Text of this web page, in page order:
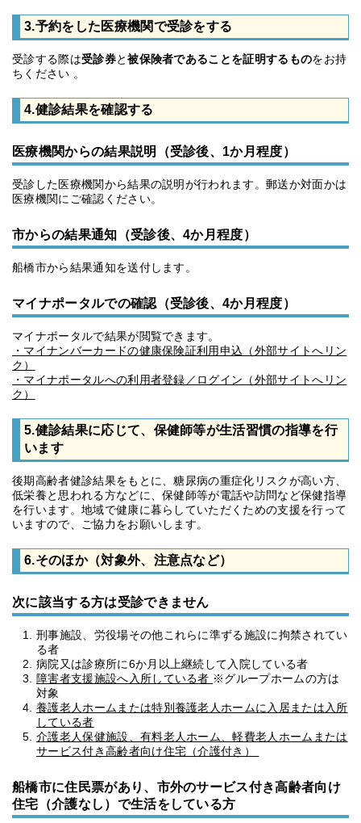
3.予約をした医療機関で受診をする
受診する際は受診券と被保険者であることを証明するものをお持
ちください 。
4.健診結果を確認する
医療機関からの結果説明（受診後、1か月程度）
受診した医療機関から結果の説明が行われます。郵送か対面かは
医療機関にご確認ください。
市からの結果通知（受診後、4か月程度）
船橋市から結果通知を送付します。
マイナポータルでの確認（受診後、4か月程度）
マイナポータルで結果が閲覧できます。
・マイナンバーカードの健康保険証利用申込（外部サイトへリン
ク）
・マイナポータルへの利用者登録／ログイン（外部サイトへリン
ク）
5.健診結果に応じて、保健師等が生活習慣の指導を行
います
後期高齢者健診結果をもとに、糖尿病の重症化リスクが高い方、
低栄養と思われる方などに、保健師等が電話や訪問など保健指導
を行います。地域で健康に暮らしていただくための支援を行って
いますので、ご協力をお願いします。
6.そのほか（対象外、注意点など）
次に該当する方は受診できません
刑事施設、労役場その他これらに準ずる施設に拘禁されてい
る者
病院又は診療所に6か月以上継続して入院している者
障害者支援施設へ入所している者 ※グループホームの方は
対象
養護老人ホームまたは特別養護老人ホームに入居または入所
している者
介護老人保健施設、有料老人ホーム、軽費老人ホームまたは
サービス付き高齢者向け住宅（介護付き）
船橋市に住民票があり、市外のサービス付き高齢者向け
住宅（介護なし）で生活をしている方